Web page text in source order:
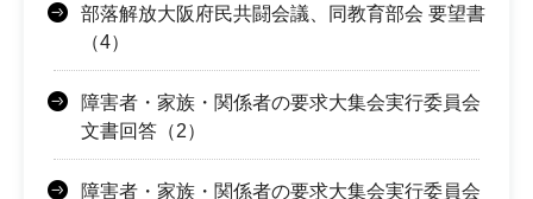
部落解放大阪府民共闘会議、同教育部会 要望書
（4）
障害者・家族・関係者の要求大集会実行委員会
文書回答（2）
障害者・家族・関係者の要求大集会実行委員会